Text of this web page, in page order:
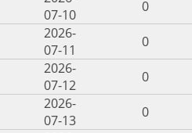
07-10
0
2026-
07-11
0
2026-
07-12
0
2026-
07-13
0